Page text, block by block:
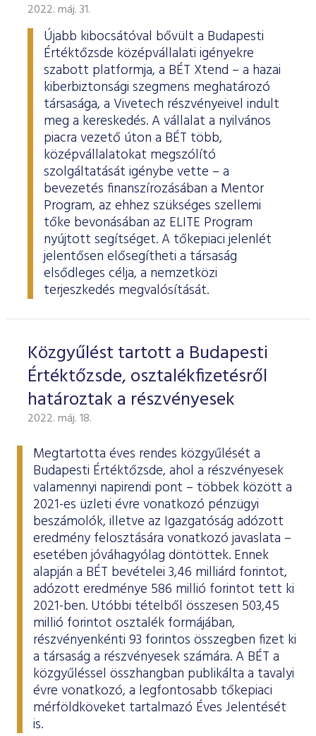
ESG Útmutató
2022. máj. 31.
Újabb kibocsátóval bővült a Budapesti
Értéktőzsde középvállalati igényekre
szabott platformja, a BÉT Xtend – a hazai
kiberbiztonsági szegmens meghatározó
társasága, a Vivetech részvényeivel indult
meg a kereskedés. A vállalat a nyilvános
piacra vezető úton a BÉT több,
középvállalatokat megszólító
szolgáltatását igénybe vette – a
bevezetés finanszírozásában a Mentor
Program, az ehhez szükséges szellemi
tőke bevonásában az ELITE Program
nyújtott segítséget. A tőkepiaci jelenlét
jelentősen elősegítheti a társaság
elsődleges célja, a nemzetközi
terjeszkedés megvalósítását.
Közgyűlést tartott a Budapesti
Értéktőzsde, osztalékfizetésről
határoztak a részvényesek
2022. máj. 18.
Megtartotta éves rendes közgyűlését a
Budapesti Értéktőzsde, ahol a részvényesek
valamennyi napirendi pont – többek között a
2021-es üzleti évre vonatkozó pénzügyi
beszámolók, illetve az Igazgatóság adózott
eredmény felosztására vonatkozó javaslata –
esetében jóváhagyólag döntöttek. Ennek
alapján a BÉT bevételei 3,46 milliárd forintot,
adózott eredménye 586 millió forintot tett ki
2021-ben. Utóbbi tételből összesen 503,45
millió forintot osztalék formájában,
részvényenkénti 93 forintos összegben fizet ki
a társaság a részvényesek számára. A BÉT a
közgyűléssel összhangban publikálta a tavalyi
évre vonatkozó, a legfontosabb tőkepiaci
mérföldköveket tartalmazó Éves Jelentését
is.